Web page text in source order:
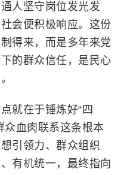
人坚守岗位发光发
会便积极响应。这份
得来，而是多年来党
的群众信任，是民心
在于锤炼好“四
众血肉联系这条根本
引领力、群众组织
有机统一，最终指向